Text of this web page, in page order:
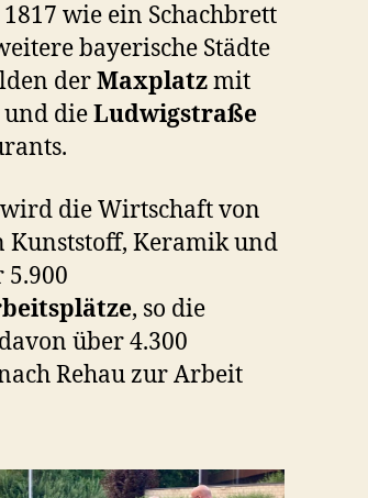
wie ein Schachbrett
bayerische Städte
derMaxplatzmit
und dieLudwigstraße
die Wirtschaft von
Kunststoff, Keramik und
5.900
, so die
über 4.300
Rehau zur Arbeit